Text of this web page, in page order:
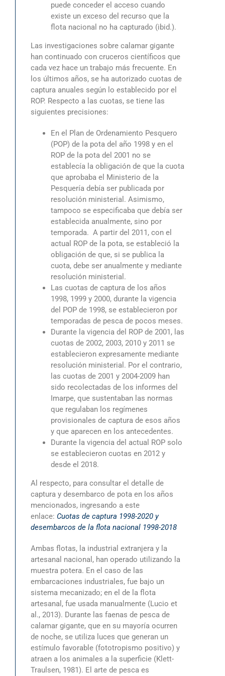
puede conceder el acceso cuando
existe un exceso del recurso que la
flota nacional no ha capturado (ibid.).
Las investigaciones sobre calamar gigante
han continuado con cruceros científicos que
cada vez hace un trabajo más frecuente. En
los últimos años, se ha autorizado cuotas de
captura anuales según lo establecido por el
ROP. Respecto a las cuotas, se tiene las
siguientes precisiones:
En el Plan de Ordenamiento Pesquero
(POP) de la pota del año 1998 y en el
ROP de la pota del 2001 no se
establecía la obligación de que la cuota
que aprobaba el Ministerio de la
Pesquería debía ser publicada por
resolución ministerial. Asimismo,
tampoco se especificaba que debía ser
establecida anualmente, sino por
temporada. A partir del 2011, con el
actual ROP de la pota, se estableció la
obligación de que, si se publica la
cuota, debe ser anualmente y mediante
resolución ministerial.
Las cuotas de captura de los años
1998, 1999 y 2000, durante la vigencia
del POP de 1998, se establecieron por
temporadas de pesca de pocos meses.
Durante la vigencia del ROP de 2001, las
cuotas de 2002, 2003, 2010 y 2011 se
establecieron expresamente mediante
resolución ministerial. Por el contrario,
las cuotas de 2001 y 2004-2009 han
sido recolectadas de los informes del
Imarpe, que sustentaban las normas
que regulaban los regímenes
provisionales de captura de esos años
y que aparecen en los antecedentes.
Durante la vigencia del actual ROP solo
se establecieron cuotas en 2012 y
desde el 2018.
Al respecto, para consultar el detalle de
captura y desembarco de pota en los años
mencionados, ingresando a este
enlace: Cuotas de captura 1998-2020 y
desembarcos de la flota nacional 1998-2018
Ambas flotas, la industrial extranjera y la
artesanal nacional, han operado utilizando la
muestra potera. En el caso de las
embarcaciones industriales, fue bajo un
sistema mecanizado; en el de la flota
artesanal, fue usada manualmente (Lucio et
al., 2013). Durante las faenas de pesca de
calamar gigante, que en su mayoría ocurren
de noche, se utiliza luces que generan un
estímulo favorable (fototropismo positivo) y
atraen a los animales a la superficie (Klett-
Traulsen, 1981). El arte de pesca es